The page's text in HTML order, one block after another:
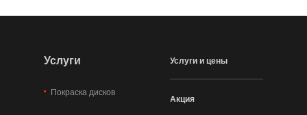
Услуги
Покраска дисков
Услуги и цены
Акция